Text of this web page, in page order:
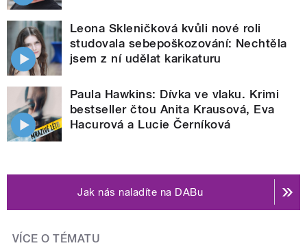
Leona Skleničková kvůli nové roli
studovala sebepoškozování: Nechtěla
jsem z ní udělat karikaturu
Paula Hawkins: Dívka ve vlaku. Krimi
bestseller čtou Anita Krausová, Eva
Hacurová a Lucie Černíková
Jak nás naladíte na DABu
VÍCE O TÉMATU